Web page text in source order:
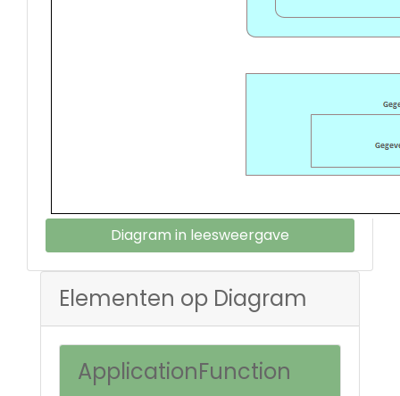
Diagram in leesweergave
Elementen op Diagram
ApplicationFunction